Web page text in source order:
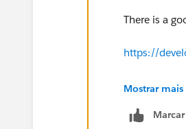
There is a
https://
I would
from your
Mostrar mais